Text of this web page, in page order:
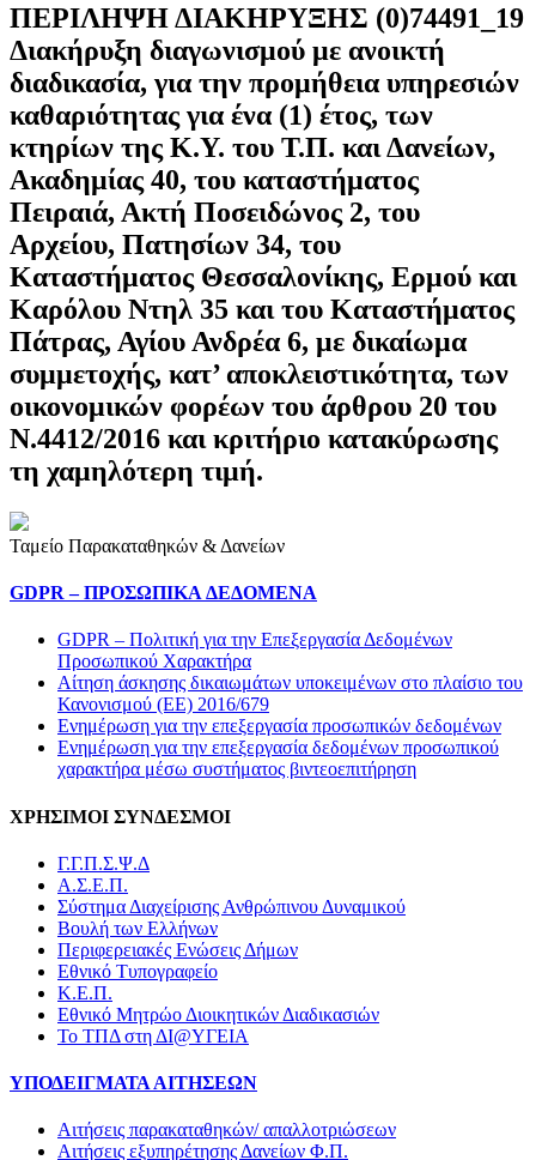
ΠΕΡΙΛΗΨΗ ΔΙΑΚΗΡΥΞΗΣ (0)74491_19
Διακήρυξη διαγωνισμού με ανοικτή
διαδικασία, για την προμήθεια υπηρεσιών
καθαριότητας για ένα (1) έτος, των
κτηρίων της Κ.Υ. του Τ.Π. και Δανείων,
Ακαδημίας 40, του καταστήματος
Πειραιά, Ακτή Ποσειδώνος 2, του
Αρχείου, Πατησίων 34, του
Καταστήματος Θεσσαλονίκης, Ερμού και
Καρόλου Ντηλ 35 και του Καταστήματος
Πάτρας, Αγίου Ανδρέα 6, με δικαίωμα
συμμετοχής, κατ’ αποκλειστικότητα, των
οικονομικών φορέων του άρθρου 20 του
Ν.4412/2016 και κριτήριο κατακύρωσης
τη χαμηλότερη τιμή.
Ταμείο Παρακαταθηκών & Δανείων
GDPR – ΠΡΟΣΩΠΙΚA ΔΕΔΟΜEΝΑ
GDPR – Πολιτική για την Επεξεργασία Δεδομένων
Προσωπικού Χαρακτήρα
Αίτηση άσκησης δικαιωμάτων υποκειμένων στο πλαίσιο του
Κανονισμού (ΕΕ) 2016/679
Ενημέρωση για την επεξεργασία προσωπικών δεδομένων
Ενημέρωση για την επεξεργασία δεδομένων προσωπικού
χαρακτήρα μέσω συστήματος βιντεοεπιτήρηση
ΧΡΗΣΙΜΟΙ ΣΥΝΔΕΣΜΟΙ
Γ.Γ.Π.Σ.Ψ.Δ
Α.Σ.Ε.Π.
Σύστημα Διαχείρισης Ανθρώπινου Δυναμικού
Βουλή των Ελλήνων
Περιφερειακές Ενώσεις Δήμων
Εθνικό Τυπογραφείο
Κ.Ε.Π.
Εθνικό Μητρώο Διοικητικών Διαδικασιών
Το ΤΠΔ στη ΔΙ@ΥΓΕΙΑ
ΥΠΟΔΕΙΓΜΑΤΑ ΑΙΤΗΣΕΩΝ
Αιτήσεις παρακαταθηκών/ απαλλοτριώσεων
Αιτήσεις εξυπηρέτησης Δανείων Φ.Π.